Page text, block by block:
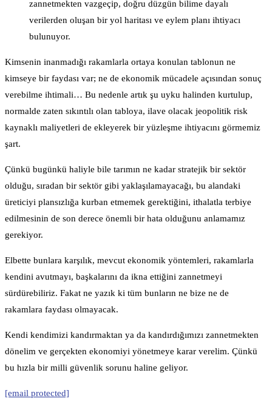
zannetmekten vazgeçip, doğru düzgün bilime dayalı
verilerden oluşan bir yol haritası ve eylem planı ihtiyacı
bulunuyor.
Kimsenin inanmadığı rakamlarla ortaya konulan tablonun ne
kimseye bir faydası var; ne de ekonomik mücadele açısından sonuç
verebilme ihtimali… Bu nedenle artık şu uyku halinden kurtulup,
normalde zaten sıkıntılı olan tabloya, ilave olacak jeopolitik risk
kaynaklı maliyetleri de ekleyerek bir yüzleşme ihtiyacını görmemiz
şart.
Çünkü bugünkü haliyle bile tarımın ne kadar stratejik bir sektör
olduğu, sıradan bir sektör gibi yaklaşılamayacağı, bu alandaki
üreticiyi plansızlığa kurban etmemek gerektiğini, ithalatla terbiye
edilmesinin de son derece önemli bir hata olduğunu anlamamız
gerekiyor.
Elbette bunlara karşılık, mevcut ekonomik yöntemleri, rakamlarla
kendini avutmayı, başkalarını da ikna ettiğini zannetmeyi
sürdürebiliriz. Fakat ne yazık ki tüm bunların ne bize ne de
rakamlara faydası olmayacak.
Kendi kendimizi kandırmaktan ya da kandırdığımızı zannetmekten
dönelim ve gerçekten ekonomiyi yönetmeye karar verelim. Çünkü
bu hızla bir milli güvenlik sorunu haline geliyor.
[email protected]